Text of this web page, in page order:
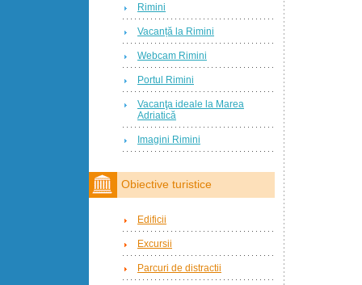
Rimini
Vacanță la Rimini
Webcam Rimini
Portul Rimini
Vacanţa ideale la Marea
Adriatică
Imagini Rimini
Obiective turistice
Edificii
Excursii
Parcuri de distractii